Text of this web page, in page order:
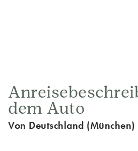
dem Auto
Von Deutschland (München)